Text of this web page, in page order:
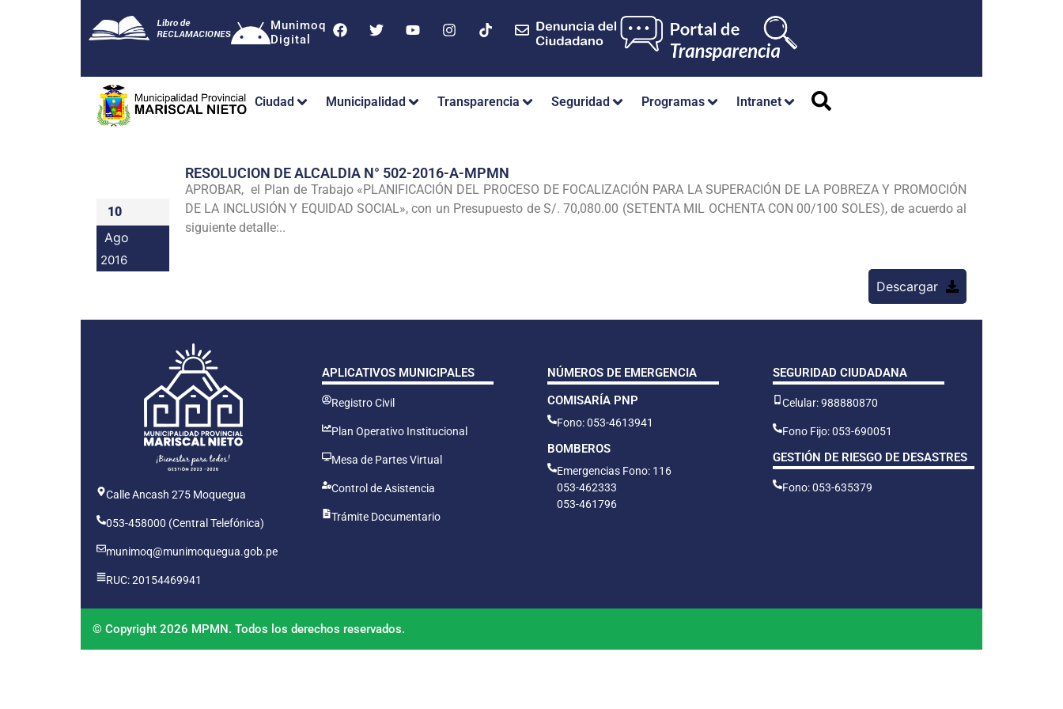
Munimoq
Digital
Ciudad Municipalidad Transparencia Seguridad Programas Intranet
10
Ago
2016
RESOLUCION DE ALCALDIA N° 502-2016-A-MPMN
APROBAR, el Plan de Trabajo «PLANIFICACIÓN DEL PROCESO DE FOCALIZACIÓN PARA LA SUPERACIÓN DE LA POBREZA Y PROMOCIÓN
DE LA INCLUSIÓN Y EQUIDAD SOCIAL», con un Presupuesto de S/. 70,080.00 (SETENTA MIL OCHENTA CON 00/100 SOLES), de acuerdo al
siguiente detalle:..
Descargar
Calle Ancash 275 Moquegua
053-458000 (Central Telefónica)
munimoq@munimoquegua.gob.pe
RUC: 20154469941
APLICATIVOS MUNICIPALES
Registro Civil
Plan Operativo Institucional
Mesa de Partes Virtual
Control de Asistencia
Trámite Documentario
NÚMEROS DE EMERGENCIA
COMISARÍA PNP
Fono: 053-4613941
BOMBEROS
Emergencias Fono: 116
053-462333
053-461796
SEGURIDAD CIUDADANA
Celular: 988880870
Fono Fijo: 053-690051
GESTIÓN DE RIESGO DE DESASTRES
Fono: 053-635379
© Copyright 2026 MPMN. Todos los derechos reservados.